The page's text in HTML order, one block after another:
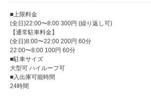
■上限料金
(全日)22:00〜8:00 300円 (繰り返し可)
【通常駐車料金】
(全日)8:00〜22:00 200円 60分
22:00〜8:00 100円 60分
■駐車サイズ
大型可 ハイルーフ可
■入出庫可能時間
24時間